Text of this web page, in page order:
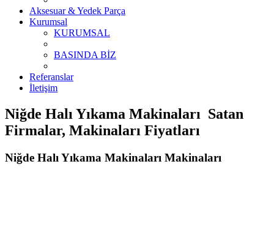
Aksesuar & Yedek Parça
Kurumsal
KURUMSAL
BASINDA BİZ
Referanslar
İletişim
Niğde Halı Yıkama Makinaları Satan
Firmalar, Makinaları Fiyatları
Niğde Halı Yıkama Makinaları Makinaları